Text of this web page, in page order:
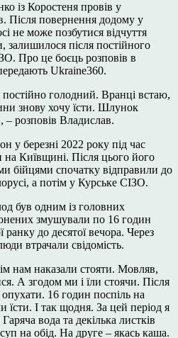
із Коростеня провів у
Після повернення додому у
не може позбутися відчуття
залишилося після постійного
Про це боєць розповів в
Ukraine360.
голодний. Вранці встаю,
знову хочу їсти. Шлунок
розповів Владислав.
у березні 2022 року під час
на Київщині. Після цього його
бійцями спочатку відправили до
а потім у Курське СІЗО.
був одним із головних
змушували по 16 годин
ранку до десятої вечора. Через
втрачали свідомість.
нам наказали стояти. Мовляв,
А згодом ми і їли стоячи. Після
16 годин поспіль на
їсти. І так щодня. За цей період я
вода та декілька листків
на обід. На друге – якась каша.